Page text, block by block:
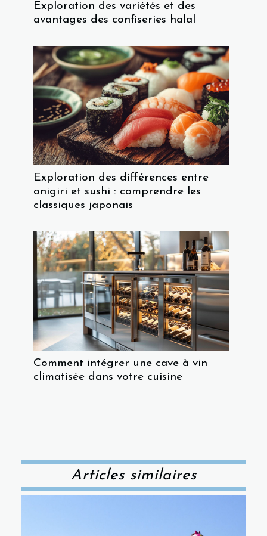
Exploration des variétés et des
avantages des confiseries halal
Exploration des différences entre
onigiri et sushi : comprendre les
classiques japonais
Comment intégrer une cave à vin
climatisée dans votre cuisine
Articles similaires